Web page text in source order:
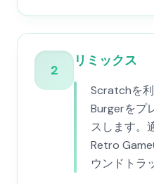
2
リミックス
Scratchを
Burgerをプ
スします。
Retro
ウンドトラ